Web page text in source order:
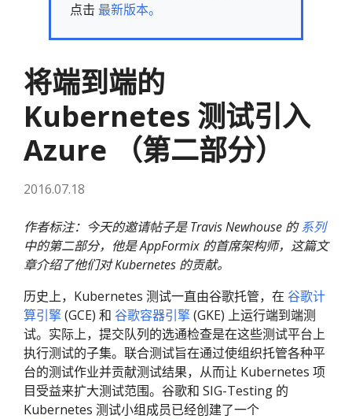
点击 最新版本。
将端到端的
Kubernetes 测试引入
Azure （第二部分）
2016.07.18
作者标注：今天的邀请帖子是 Travis Newhouse 的系列
中的第二部分，他是 AppFormix 的首席架构师，这篇文
章介绍了他们对 Kubernetes 的贡献。
历史上，Kubernetes 测试一直由谷歌托管，在 谷歌计
算引擎(GCE) 和 谷歌容器引擎(GKE) 上运行端到端测
试。实际上，提交队列的选通检查是在这些测试平台上
执行测试的子集。联合测试旨在通过使组织托管各种平
台的测试作业并贡献测试结果，从而让 Kubernetes 项
目受益来扩大测试范围。谷歌和 SIG-Testing 的
Kubernetes 测试小组成员已经创建了一个